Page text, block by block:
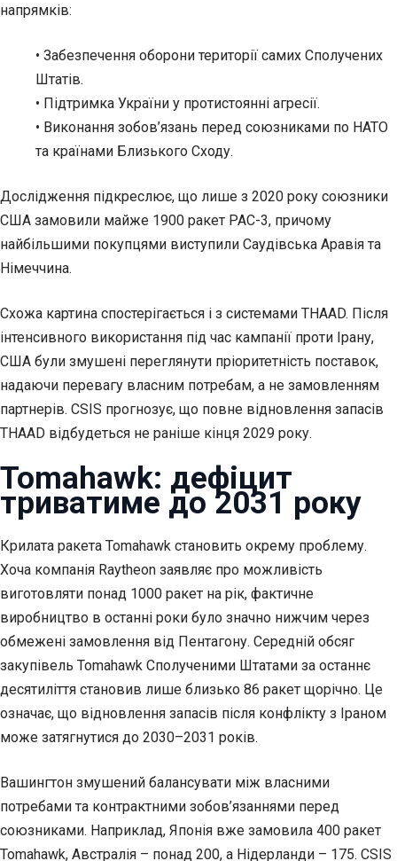
напрямків:
• Забезпечення оборони території самих Сполучених
Штатів.
• Підтримка України у протистоянні агресії.
• Виконання зобов’язань перед союзниками по НАТО
та країнами Близького Сходу.
Дослідження підкреслює, що лише з 2020 року союзники
США замовили майже 1900 ракет PAC-3, причому
найбільшими покупцями виступили Саудівська Аравія та
Німеччина.
Схожа картина спостерігається і з системами THAAD. Після
інтенсивного використання під час кампанії проти Ірану,
США були змушені переглянути пріоритетність поставок,
надаючи перевагу власним потребам, а не замовленням
партнерів. CSIS прогнозує, що повне відновлення запасів
THAAD відбудеться не раніше кінця 2029 року.
Tomahawk: дефіцит
триватиме до 2031 року
Крилата ракета Tomahawk становить окрему проблему.
Хоча компанія Raytheon заявляє про можливість
виготовляти понад 1000 ракет на рік, фактичне
виробництво в останні роки було значно нижчим через
обмежені замовлення від Пентагону. Середній обсяг
закупівель Tomahawk Сполученими Штатами за останнє
десятиліття становив лише близько 86 ракет щорічно. Це
означає, що відновлення запасів після конфлікту з Іраном
може затягнутися до 2030–2031 років.
Вашингтон змушений балансувати між власними
потребами та контрактними зобов’язаннями перед
союзниками. Наприклад, Японія вже замовила 400 ракет
Tomahawk, Австралія – понад 200, а Нідерланди – 175. CSIS